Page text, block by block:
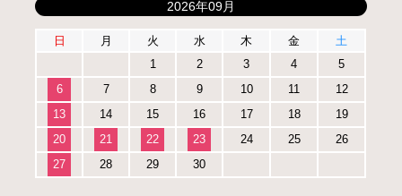
2026年09月
日 月 火 水 木 金
土
1
2 3 4
5
6
7 8 9 10 11
12
13
14 15 16 17 18
19
20
21 22 23 24 25
26
27
28 29 30